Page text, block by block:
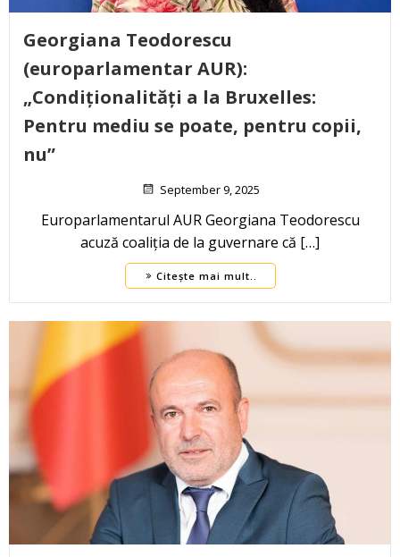
Georgiana Teodorescu
(europarlamentar AUR):
„Condiționalități a la Bruxelles:
Pentru mediu se poate, pentru copii,
nu”
September 9, 2025
Europarlamentarul AUR Georgiana Teodorescu
acuză coaliția de la guvernare că […]
Citește mai mult..